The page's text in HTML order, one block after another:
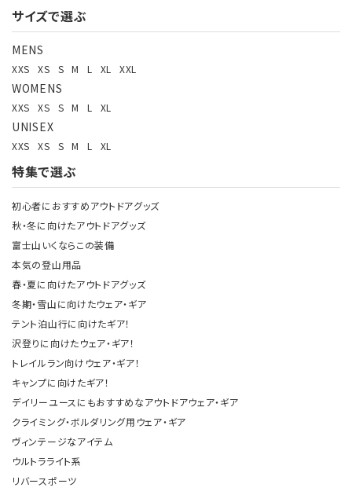
サイズで選ぶ
MENS
XXS XS S M L XL XXL
WOMENS
XXS XS S M L XL
UNISEX
XXS XS S M L XL
特集で選ぶ
初心者におすすめアウトドアグッズ
秋・冬に向けたアウトドアグッズ
富士山いくならこの装備
本気の登山用品
春・夏に向けたアウトドアグッズ
冬期・雪山に向けたウェア・ギア
テント泊山行に向けたギア！
沢登りに向けたウェア・ギア！
トレイルラン向けウェア・ギア！
キャンプに向けたギア！
デイリーユースにもおすすめなアウトドアウェア・ギア
クライミング・ボルダリング用ウェア・ギア
ヴィンテージなアイテム
ウルトラライト系
リバースポーツ